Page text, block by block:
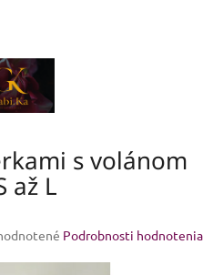
s volánom
až L
Podrobnosti hodnotenia